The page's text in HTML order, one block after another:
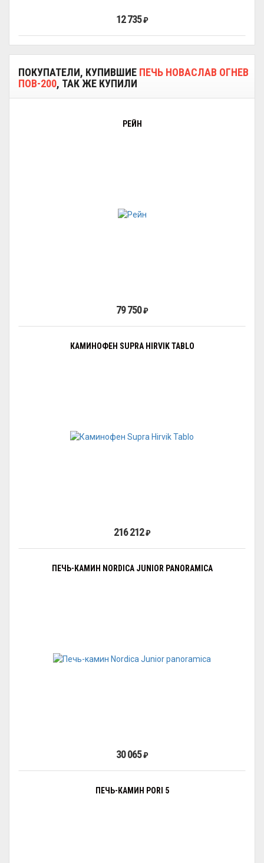
12 735₽
ПОКУПАТЕЛИ, КУПИВШИЕ ПЕЧЬ НОВАСЛАВ ОГНЕВ
ПОВ-200, ТАК ЖЕ КУПИЛИ
РЕЙН
79 750₽
КАМИНОФЕН SUPRA HIRVIK TABLO
216 212₽
ПЕЧЬ-КАМИН NORDICA JUNIOR PANORAMICA
30 065₽
ПЕЧЬ-КАМИН PORI 5